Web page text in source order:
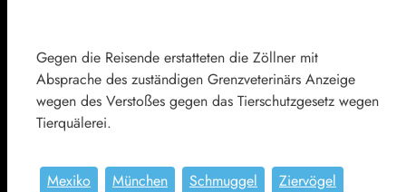
Gegen die Reisende erstatteten die Zöllner mit
Absprache des zuständigen Grenzveterinärs Anzeige
wegen des Verstoßes gegen das Tierschutzgesetz wegen
Tierquälerei.
Mexiko München Schmuggel
Ziervögel